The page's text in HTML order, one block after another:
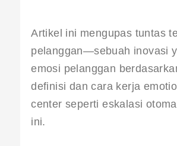
Artikel ini mengupas tuntas
pelanggan—sebuah inovasi
emosi pelanggan
definisi dan cara kerja
center seperti eskalasi
ini.